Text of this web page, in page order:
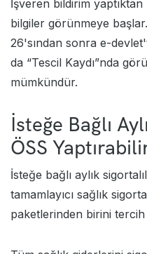
İşveren bildirim
bilgiler görünmeye
26'sından sonra e-
da “Tescil Kaydı”nda
mümkündür.
İsteğe Bağlı
ÖSS
İsteğe bağlı aylık
tamamlayıcı sağlık
paketlerinden birini tercih